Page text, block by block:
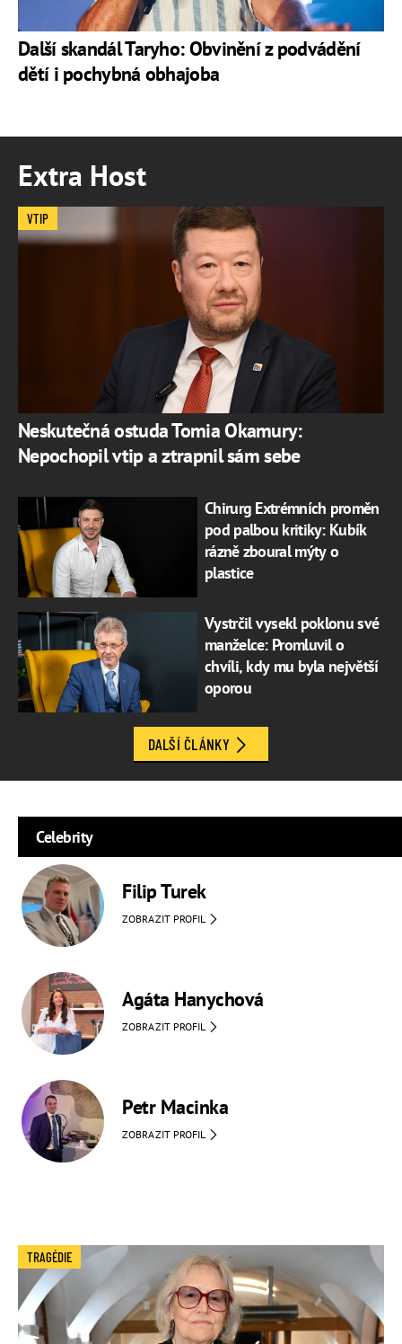
Další skandál Taryho: Obvinění z podvádění
dětí i pochybná obhajoba
Extra Host
Neskutečná ostuda Tomia Okamury:
Nepochopil vtip a ztrapnil sám sebe
VTIP
Chirurg Extrémních proměn
pod palbou kritiky: Kubík
rázně zboural mýty o
plastice
Vystrčil vysekl poklonu své
manželce: Promluvil o
chvíli, kdy mu byla největší
oporou
DALŠÍ ČLÁNKY
Celebrity
Filip Turek
ZOBRAZIT PROFIL
Agáta Hanychová
ZOBRAZIT PROFIL
Petr Macinka
ZOBRAZIT PROFIL
TRAGÉDIE